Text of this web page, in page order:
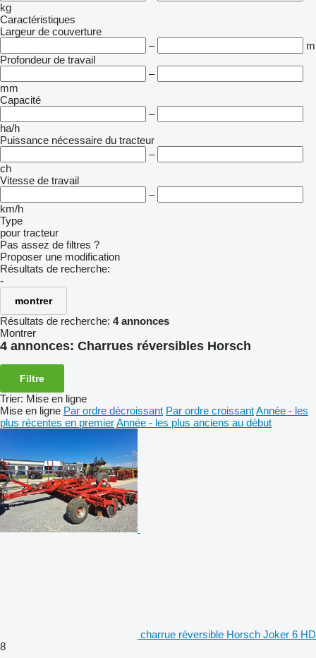
kg
Caractéristiques
Largeur de couverture
–
m
Profondeur de travail
–
mm
Capacité
–
ha/h
Puissance nécessaire du tracteur
–
ch
Vitesse de travail
–
km/h
Type
pour tracteur
Pas assez de filtres ?
Proposer une modification
Résultats de recherche:
-
montrer
Résultats de recherche: 4 annonces
Montrer
4 annonces: Charrues réversibles Horsch
Filtre
Trier: Mise en ligne
Mise en ligne Par ordre décroissant Par ordre croissantAnnée - les
plus récentes en premierAnnée - les plus anciens au début
charrue réversible Horsch Joker 6 HD
8